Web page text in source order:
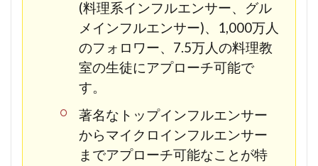
(料理系インフルエンサー、グル
メインフルエンサー)、1,000万人
のフォロワー、7.5万人の料理教
室の生徒にアプローチ可能で
す。
著名なトップインフルエンサー
からマイクロインフルエンサー
までアプローチ可能なことが特